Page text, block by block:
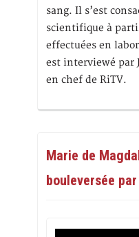
sang. Il s’est
scientifique à
effectuées en
est interviewé par
en chef de RiTV.
Marie de
bouleversée